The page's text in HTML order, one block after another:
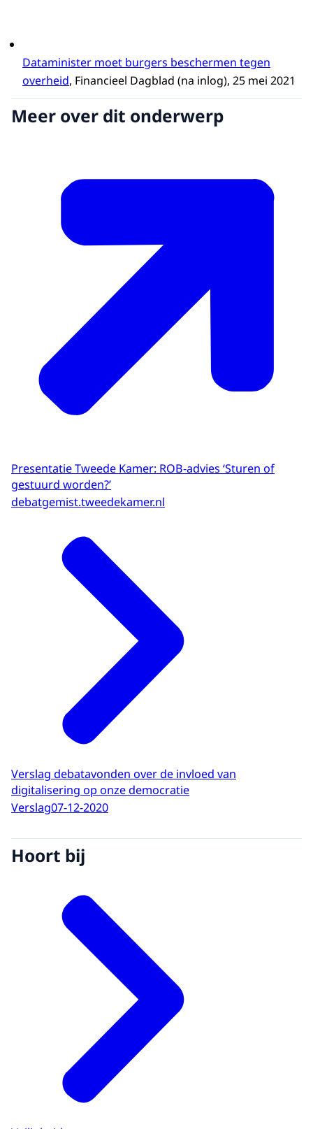
Dataminister moet burgers beschermen tegen
overheid, Financieel Dagblad (na inlog), 25 mei 2021
Meer over dit onderwerp
Presentatie Tweede Kamer: ROB-advies ‘Sturen of
gestuurd worden?’
debatgemist.tweedekamer.nl
Verslag debatavonden over de invloed van
digitalisering op onze democratie
Verslag07-12-2020
Hoort bij